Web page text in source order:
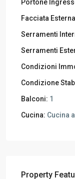
Portone
Facciata
Serramenti
Serramenti
Condizioni
Condizione
Balconi: 1
Cucina: Cucina
Property